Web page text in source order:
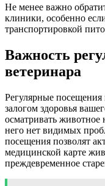
Не менее важно
клиники, особенно
транспортировкой
Важность
ветеринара
Регулярные
залогом здоровья
осматривать животное
него нет видимых
посещения позволят
медицинской карте
преждевременное